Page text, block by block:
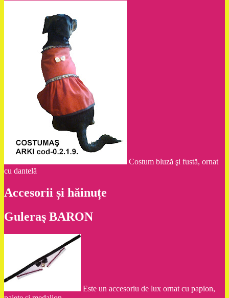
Costum bluză şi fustă, ornat
cu dantelă
Accesorii și hăinuțe
Guleraş BARON
Este un accesoriu de lux ornat cu papion,